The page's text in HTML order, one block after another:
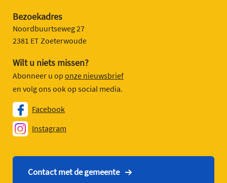
Bezoekadres
Noordbuurtseweg 27
2381 ET Zoeterwoude
Wilt u niets missen?
Abonneer u op onze nieuwsbrief
en volg ons ook op social media.
Facebook
Instagram
Contact met de gemeente